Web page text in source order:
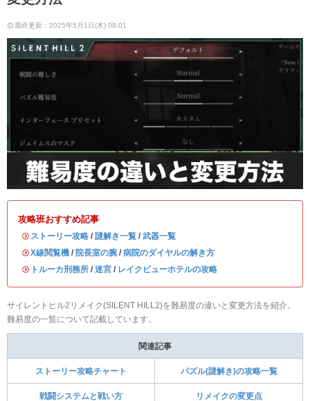
最終更新：2025年5月1日(木) 08:01
攻略班おすすめ記事
・ ストーリー攻略 / 謎解き一覧 / 武器一覧
・X線閲覧機 / 院長室の腕 / 病院のダイヤルの解き方
・ トルーカ刑務所 / 迷宮 / レイクビューホテルの攻略
サイレントヒル2リメイク(SILENT HILL2)を難易度の違いと変更方法を紹介。
難易度の一覧について記載しています。
関連記事
ストーリー攻略チャート パズル(謎解き)の攻略一覧
戦闘システムと戦い方 リメイクの変更点